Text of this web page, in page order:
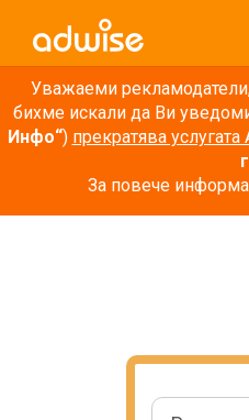
Уважаеми
бихме искали да Ви
Инфо“) прекратява услугата
г
За повече